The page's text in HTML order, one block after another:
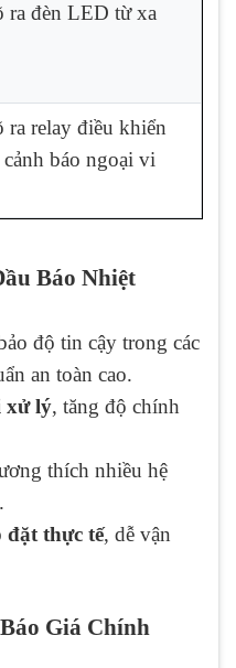
ra đèn LED từ xa
ra relay điều khiển
báo ngoại vi
Báo Nhiệt
độ tin cậy trong các
an toàn cao.
xử lý, tăng độ chính
thích nhiều hệ
đặt thực tế, dễ vận
Giá Chính